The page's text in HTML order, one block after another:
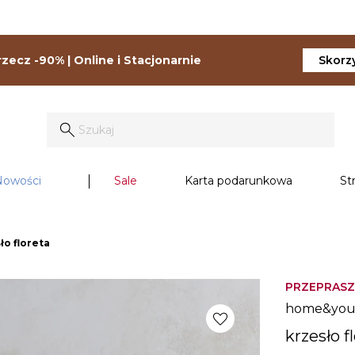
-90% | Online i Stacjonarnie
Sale Karta podarunkowa
floreta
home&you
krzesło
favorite